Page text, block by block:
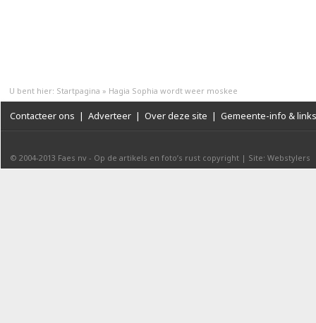
U bent hier: Startpagina » Hagia Sophia wordt weer moskee
Contacteer ons | Adverteer | Over deze site | Gemeente-info & links
© 2004-2013 Faes nv - Op de artikels en foto’s rust copyright | Site: Webstylers